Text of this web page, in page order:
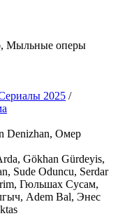
Мыльные оперы
2025 /
Denizhan, Омер
Gökhan Gürdeyis,
Sude Oduncu, Serdar
Гюльшах Сусам,
Adem Bal, Энес